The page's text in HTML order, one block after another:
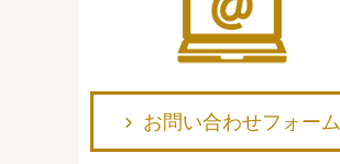
お問い合わせフォーム